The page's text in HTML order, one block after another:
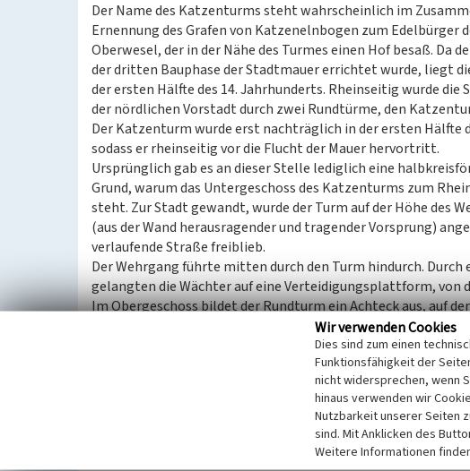
Der Name des Katzenturms steht wahrscheinlich im
Ernennung des Grafen von Katzenelnbogen zum Edelbürger
Oberwesel, der in der Nähe des Turmes einen Hof besaß. Da
der dritten Bauphase der Stadtmauer errichtet wurde, liegt
der ersten Hälfte des 14. Jahrhunderts. Rheinseitig wurde die
der nördlichen Vorstadt durch zwei Rundtürme, den
Der Katzenturm wurde erst nachträglich in der ersten Hälfte
sodass er rheinseitig vor die Flucht der Mauer hervortritt.
Ursprünglich gab es an dieser Stelle lediglich eine
Grund, warum das Untergeschoss des Katzenturms zum
steht. Zur Stadt gewandt, wurde der Turm auf der Höhe des
(aus der Wand herausragender und tragender Vorsprung)
verlaufende Straße freiblieb.
Der Wehrgang führte mitten durch den Turm hindurch. Durch
gelangten die Wächter auf eine Verteidigungsplattform, von
Im Obergeschoss bildet der Rundturm ein Achteck aus, auf
den Turm vor Bombardenbeschuss (kurzkalibrige Kanonen
In den 1860er Jahren verkaufte der Stadtrat von Oberwesel
für 26 Taler an den französischen Botschafter in Berlin (Graf
21,60 Meter oberhalb sowie 10,80 Meter unterhalb des
Den Turm baute er sich um, sodass darin
Wir verwenden Cookies
Dies sind zum einen
Funktionsfähigkeit der
nicht widersprechen, wenn
hinaus verwenden wir
Nutzbarkeit unserer Seiten
sind. Mit Anklicken des
Weitere Informationen